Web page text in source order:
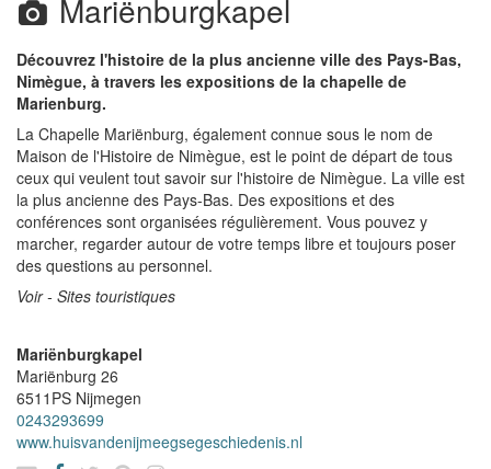
Mariënburgkapel
Découvrez l'histoire de la plus ancienne ville des Pays-Bas,
Nimègue, à travers les expositions de la chapelle de
Marienburg.
La Chapelle Mariënburg, également connue sous le nom de
Maison de l'Histoire de Nimègue, est le point de départ de tous
ceux qui veulent tout savoir sur l'histoire de Nimègue. La ville est
la plus ancienne des Pays-Bas. Des expositions et des
conférences sont organisées régulièrement. Vous pouvez y
marcher, regarder autour de votre temps libre et toujours poser
des questions au personnel.
Voir - Sites touristiques
Mariënburgkapel
Mariënburg 26
6511PS Nijmegen
0243293699
www.huisvandenijmeegsegeschiedenis.nl